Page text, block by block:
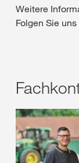
Weitere
Folgen Sie